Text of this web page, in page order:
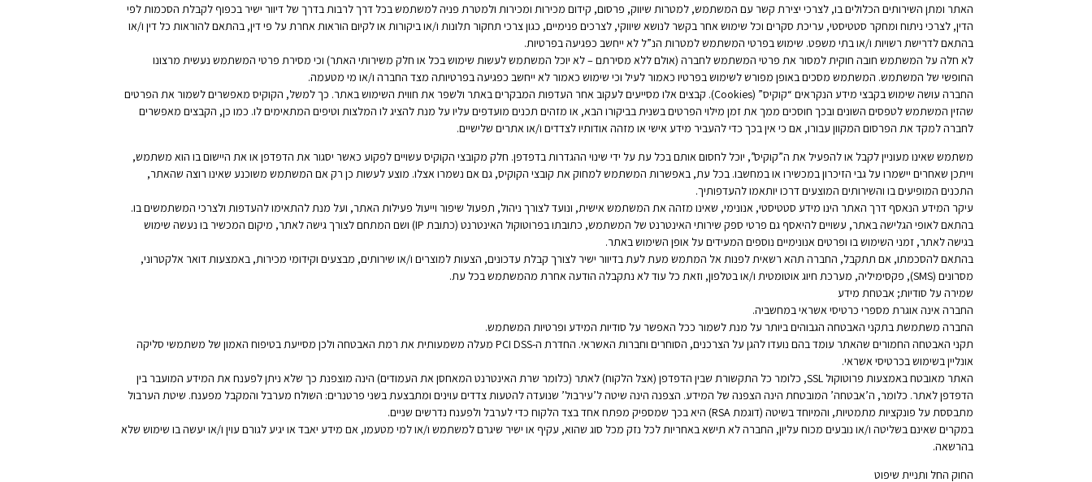
האתר ומתן השירותים הכלולים בו, לצרכי יצירת קשר עם המשתמש, למטרות שיווק, פרסום, קידום מכירות ומכירות ולמטרת פניה למשתמש בכל דרך לרבות בדרך של דיוור ישיר בכפוף לקבלת הסכמות לפי
הדין, לצרכי ניתוח ומחקר סטטיסטי, עריכת סקרים וכל שימוש אחר בקשר לנושא שיווקי, לצרכים פנימיים, כגון צרכי תחקור תלונות ו/או ביקורות או לקיום הוראות אחרת על פי דין, בהתאם להוראות כל דין ו/או
בהתאם לדרישת רשויות ו/או בתי משפט. שימוש בפרטי המשתמש למטרות הנ”ל לא ייחשב כפגיעה בפרטיות.
לא חלה על המשתמש חובה חוקית למסור את פרטי המשתמש לחברה (אולם ללא מסירתם – לא יוכל המשתמש לעשות שימוש בכל או חלק משירותי האתר) וכי מסירת פרטי המשתמש נעשית מרצונו
החופשי של המשתמש. המשתמש מסכים באופן מפורש לשימוש בפרטיו כאמור לעיל וכי שימוש כאמור לא ייחשב כפגיעה בפרטיותה מצד החברה ו/או מי מטעמה.
החברה עושה שימוש בקבצי מידע הנקראים “קוקיס” (Cookies). קבצים אלו מסייעים לעקוב אחר העדפות המבקרים באתר ולשפר את חווית השימוש באתר. כך למשל, הקוקיס מאפשרים לשמור את הפרטים
שהזין המשתמש לטפסים השונים ובכך חוסכים ממך את זמן מילוי הפרטים בשנית בביקורו הבא, או מזהים תכנים מועדפים עליו על מנת להציג לו המלצות וטיפים המתאימים לו. כמו כן, הקבצים מאפשרים
לחברה למקד את הפרסום המקוון עבורו, אם כי אין בכך כדי להעביר מידע אישי או מזהה אודותיו לצדדים ו/או אתרים שלישיים.
משתמש שאינו מעוניין לקבל או להפעיל את ה”קוקיס”, יוכל לחסום אותם בכל עת על ידי שינוי ההגדרות בדפדפן. חלק מקובצי הקוקיס עשויים לפקוע כאשר יסגור את הדפדפן או את היישום בו הוא משתמש,
וייתכן שאחרים יישמרו על גבי הזיכרון במכשירו או במחשבו. בכל עת, באפשרות המשתמש למחוק את קובצי הקוקיס, גם אם נשמרו אצלו. מוצע לעשות כן רק אם המשתמש משוכנע שאינו רוצה שהאתר,
התכנים המופיעים בו והשירותים המוצעים דרכו יותאמו להעדפותיך.
עיקר המידע הנאסף דרך האתר הינו מידע סטטיסטי, אנונימי, שאינו מזהה את המשתמש אישית, ונועד לצורך ניהול, תפעול שיפור וייעול פעילות האתר, ועל מנת להתאימו להעדפות ולצרכי המשתמשים בו.
בהתאם לאופי הגלישה באתר, עשויים להיאסף גם פרטי ספק שירותי האינטרנט של המשתמש, כתובתו בפרוטוקול האינטרנט (כתובת IP) ושם המתחם לצורך גישה לאתר, מיקום המכשיר בו נעשה שימוש
בגישה לאתר, זמני השימוש בו ופרטים אנונימיים נוספים המעידים על אופן השימוש באתר.
בהתאם להסכמתו, אם תתקבל, החברה תהא רשאית לפנות אל המתמש מעת לעת בדיוור ישיר לצורך קבלת עדכונים, הצעות למוצרים ו/או שירותים, מבצעים וקידומי מכירות, באמצעות דואר אלקטרוני,
מסרונים (SMS), פקסימיליה, מערכת חיוג אוטומטית ו/או בטלפון, וזאת כל עוד לא נתקבלה הודעה אחרת מהמשתמש בכל עת.
שמירה על סודיות; אבטחת מידע
החברה אינה אוגרת מספרי כרטיסי אשראי במחשביה.
החברה משתמשת בתקני האבטחה הגבוהים ביותר על מנת לשמור ככל האפשר על סודיות המידע ופרטיות המשתמש.
תקני האבטחה החמורים שהאתר עומד בהם נועדו להגן על הצרכנים, הסוחרים וחברות האשראי. החדרת ה-PCI DSS מעלה משמעותית את רמת האבטחה ולכן מסייעת בטיפוח האמון של משתמשי סליקה
אונליין בשימוש בכרטיסי אשראי.
האתר מאובטח באמצעות פרוטוקול SSL, כלומר כל התקשורת שבין הדפדפן (אצל הלקוח) לאתר (כלומר שרת האינטרנט המאחסן את העמודים) הינה מוצפנת כך שלא ניתן לפענח את המידע המועבר בין
הדפדפן לאתר. כלומר, ה’אבטחה’ המובטחת הינה הצפנה של המידע. הצפנה הינה שיטה ל’עירבול’ שנועדה להטעות צדדים עוינים ומתבצעת בשני פרטנרים: השולח מערבל והמקבל מפענח. שיטת הערבול
מתבססת על פונקציות מתמטיות, והמיוחד בשיטה (דוגמת RSA) היא בכך שמספיק מפתח אחד בצד הלקוח כדי לערבל ולפענח נדרשים שניים.
במקרים שאינם בשליטה ו/או נובעים מכוח עליון, החברה לא תישא באחריות לכל נזק מכל סוג שהוא, עקיף או ישיר שיגרם למשתמש ו/או למי מטעמו, אם מידע יאבד או יגיע לגורם עוין ו/או יעשה בו שימוש שלא
בהרשאה.
החוק החל ותניית שיפוט